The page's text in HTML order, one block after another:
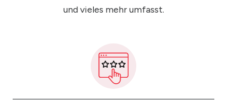
und vieles mehr umfasst.